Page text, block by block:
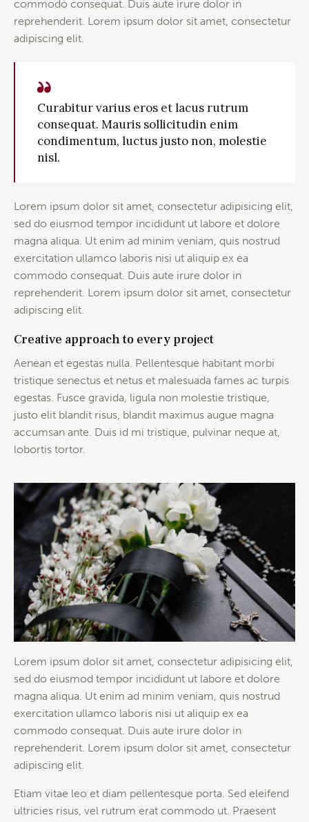
commodo consequat. Duis aute irure dolor in
reprehenderit. Lorem ipsum dolor sit amet, consectetur
adipiscing elit.
Curabitur varius eros et lacus rutrum
consequat. Mauris sollicitudin enim
condimentum, luctus justo non, molestie
nisl.
Lorem ipsum dolor sit amet, consectetur adipisicing elit,
sed do eiusmod tempor incididunt ut labore et dolore
magna aliqua. Ut enim ad minim veniam, quis nostrud
exercitation ullamco laboris nisi ut aliquip ex ea
commodo consequat. Duis aute irure dolor in
reprehenderit. Lorem ipsum dolor sit amet, consectetur
adipiscing elit.
Creative approach to every project
Aenean et egestas nulla. Pellentesque habitant morbi
tristique senectus et netus et malesuada fames ac turpis
egestas. Fusce gravida, ligula non molestie tristique,
justo elit blandit risus, blandit maximus augue magna
accumsan ante. Duis id mi tristique, pulvinar neque at,
lobortis tortor.
Lorem ipsum dolor sit amet, consectetur adipisicing elit,
sed do eiusmod tempor incididunt ut labore et dolore
magna aliqua. Ut enim ad minim veniam, quis nostrud
exercitation ullamco laboris nisi ut aliquip ex ea
commodo consequat. Duis aute irure dolor in
reprehenderit. Lorem ipsum dolor sit amet, consectetur
adipiscing elit.
Etiam vitae leo et diam pellentesque porta. Sed eleifend
ultricies risus, vel rutrum erat commodo ut. Praesent